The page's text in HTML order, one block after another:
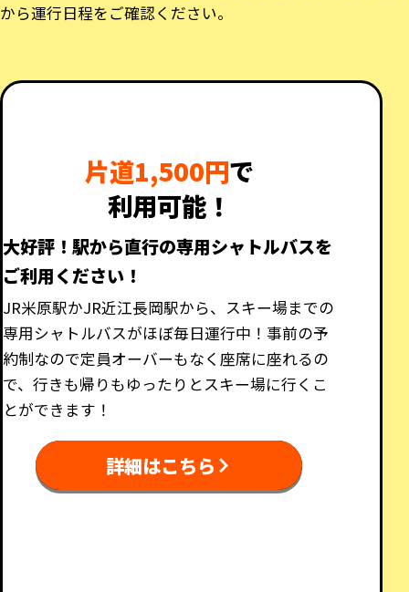
から運行日程をご確認ください。
片道1,500円で
利用可能！
大好評！駅から直行の専用シャトルバスを
ご利用ください！
JR米原駅かJR近江長岡駅から、スキー場までの
専用シャトルバスがほぼ毎日運行中！事前の予
約制なので定員オーバーもなく座席に座れるの
で、行きも帰りもゆったりとスキー場に行くこ
とができます！
詳細はこちら